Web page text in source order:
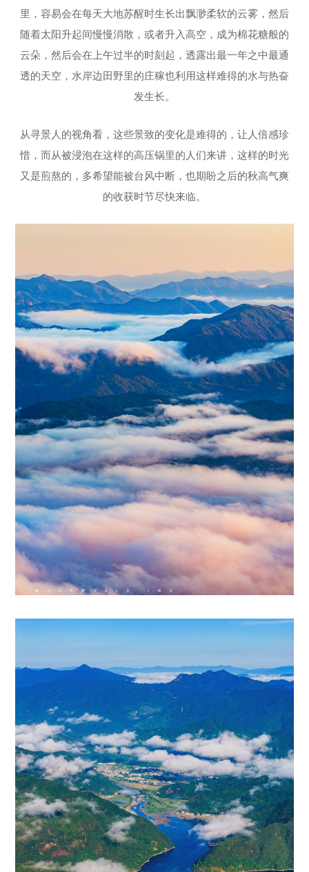
里，容易会在每天大地苏醒时生长出飘渺柔软的云雾，然后
随着太阳升起间慢慢消散，或者升入高空，成为棉花糖般的
云朵，然后会在上午过半的时刻起，透露出最一年之中最通
透的天空，水岸边田野里的庄稼也利用这样难得的水与热奋
发生长。
从寻景人的视角看，这些景致的变化是难得的，让人倍感珍
惜，而从被浸泡在这样的高压锅里的人们来讲，这样的时光
又是煎熬的，多希望能被台风中断，也期盼之后的秋高气爽
的收获时节尽快来临。